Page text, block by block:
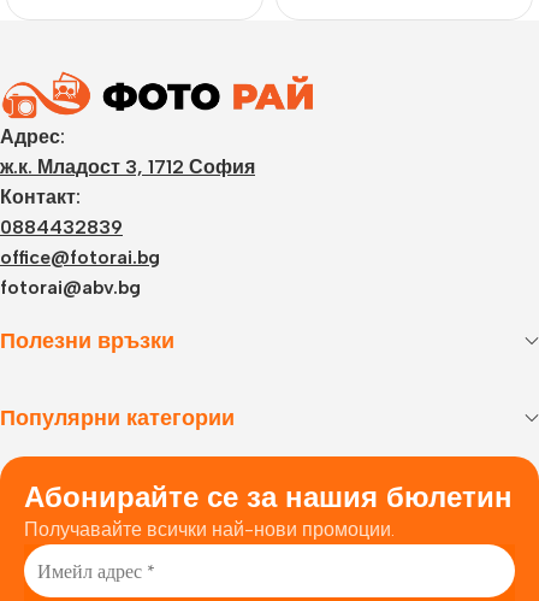
Адрес:
ж.к. Младост 3, 1712 София
Контакт:
0884432839
office@fotorai.bg
fotorai@abv.bg
Полезни връзки
Популярни категории
Абонирайте се за нашия бюлетин
Получавайте всички най-нови промоции.